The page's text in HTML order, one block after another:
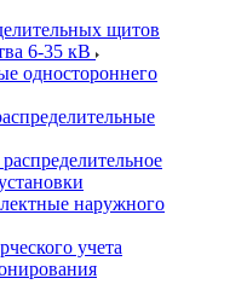
щитов
6-35 кВ
одностороннего
наружного
учета